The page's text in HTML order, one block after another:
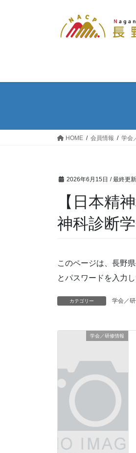
HOME 会員情報 学会
2026年6月15日 / 最終更
【日本精
神科診断学
このページは、長野
とパスワードを入力
カテゴリー 学会／
学会／研修情報